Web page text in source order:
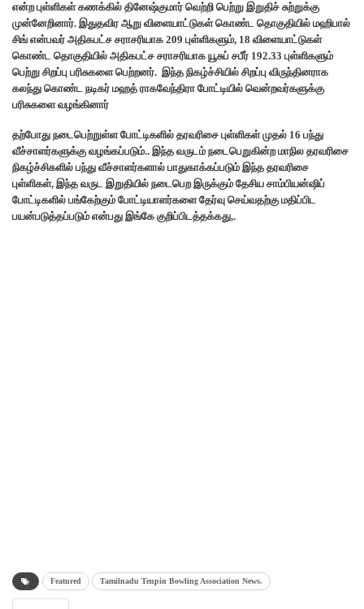
என்ற புள்ளிகள் கணக்கில் தினேஷ்குமார் வெற்றி பெற்று இறுதிச் சுற்றுக்கு
முன்னேறினார். இதுதவிர ஆறு விளையாட்டுகள் கொண்ட தொகுதியில் மஹிபால்
சிங் என்பவர் அதிகபட்ச சராசரியாக 209 புள்ளிகளும், 18 விளையாட்டுகள்
கொண்ட தொகுதியில் அதிகபட்ச சராசரியாக யூசுப் சபீர் 192.33 புள்ளிகளும்
பெற்று சிறப்பு பரிசுகளை பெற்றனர். இந்த நிகழ்ச்சியில் சிறப்பு விருந்தினராக
கலந்து கொண்ட நடிகர் மஹத் ராகவேந்திரா போட்டியில் வென்றவர்களுக்கு
பரிசுகளை வழங்கினார்
தற்போது நடைபெற்றுள்ள போட்டிகளில் தரவரிசை புள்ளிகள் முதல் 16 பந்து
வீச்சாளர்களுக்கு வழங்கப்படும்.. இந்த வருடம் நடைபெறுகின்ற மாநில தரவரிசை
நிகழ்ச்சிகளில் பந்து வீச்சாளர்களால் பாதுகாக்கப்படும் இந்த தரவரிசை
புள்ளிகள், இந்த வருட இறுதியில் நடைபெற இருக்கும் தேசிய சாம்பியன்ஷிப்
போட்டிகளில் பங்கேற்கும் போட்டியாளர்களை தேர்வு செய்வதற்கு மதிப்பிட
பயன்படுத்தப்படும் என்பது இங்கே குறிப்பிடத்தக்கது,.
Featured Tamilnadu Tenpin Bowling Association News.